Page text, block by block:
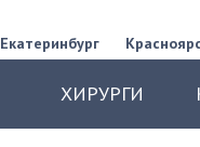
Екатеринбург
ХИРУРГИ